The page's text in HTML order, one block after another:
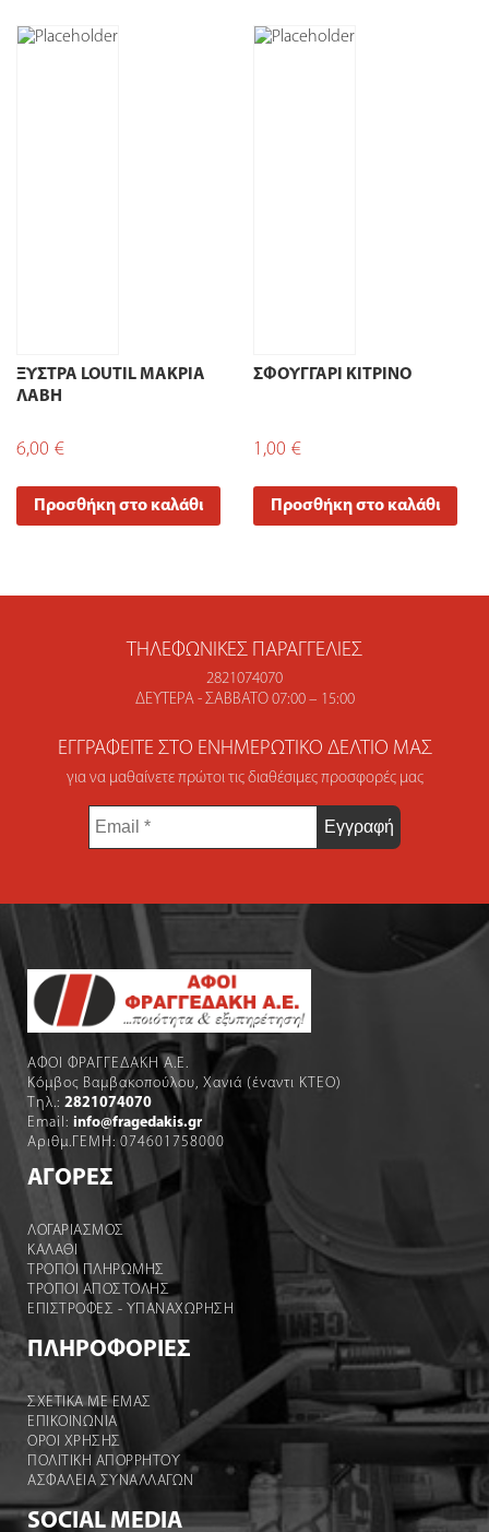
ΞΥΣΤΡΑ LOUTIL ΜΑΚΡΙΑ
ΛΑΒΗ
6,00 €
Προσθήκη στο καλάθι
ΣΦΟΥΓΓΑΡΙ ΚΙΤΡΙΝΟ
1,00 €
Προσθήκη στο καλάθι
ΤΗΛΕΦΩΝΙΚΈΣ ΠΑΡΑΓΓΕΛΊΕΣ
2821074070
ΔΕΥΤΈΡΑ - ΣΆΒΒΑΤΟ 07:00 – 15:00
ΕΓΓΡΑΦΕΊΤΕ ΣΤΟ ΕΝΗΜΕΡΩΤΙΚΌ ΔΕΛΤΊΟ ΜΑΣ
για να μαθαίνετε πρώτοι τις διαθέσιμες προσφορές μας
Email
ΑΦΟΙ ΦΡΑΓΓΕΔΑΚΗ Α.Ε.
Κόμβος Βαμβακοπούλου, Χανιά (έναντι ΚΤΕΟ)
Τηλ.: 2821074070
Email: info@fragedakis.gr
Αριθμ.ΓΕΜΗ: 074601758000
ΑΓΟΡΕΣ
ΛΟΓΑΡΙΑΣΜΌΣ
ΚΑΛΆΘΙ
ΤΡΟΠΟΙ ΠΛΗΡΩΜΗΣ
ΤΡΟΠΟΙ ΑΠΟΣΤΟΛΉΣ
ΕΠΙΣΤΡΟΦΕΣ - ΥΠΑΝΑΧΩΡΗΣΗ
ΠΛΗΡΟΦΟΡΙΕΣ
ΣΧΕΤΙΚΑ ΜΕ ΕΜΑΣ
ΕΠΙΚΟΙΝΩΝΙΑ
ΟΡΟΙ ΧΡΉΣΗΣ
ΠΟΛΙΤΙΚΗ ΑΠΟΡΡΗΤΟΥ
ΑΣΦΑΛΕΙΑ ΣΥΝΑΛΛΑΓΩΝ
SOCIAL MEDIA